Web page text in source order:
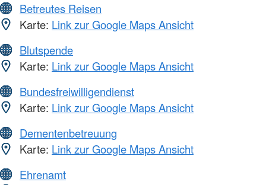
Betreutes Reisen
Karte: Link zur Google Maps Ansicht
Blutspende
Karte: Link zur Google Maps Ansicht
Bundesfreiwilligendienst
Karte: Link zur Google Maps Ansicht
Dementenbetreuung
Karte: Link zur Google Maps Ansicht
Ehrenamt